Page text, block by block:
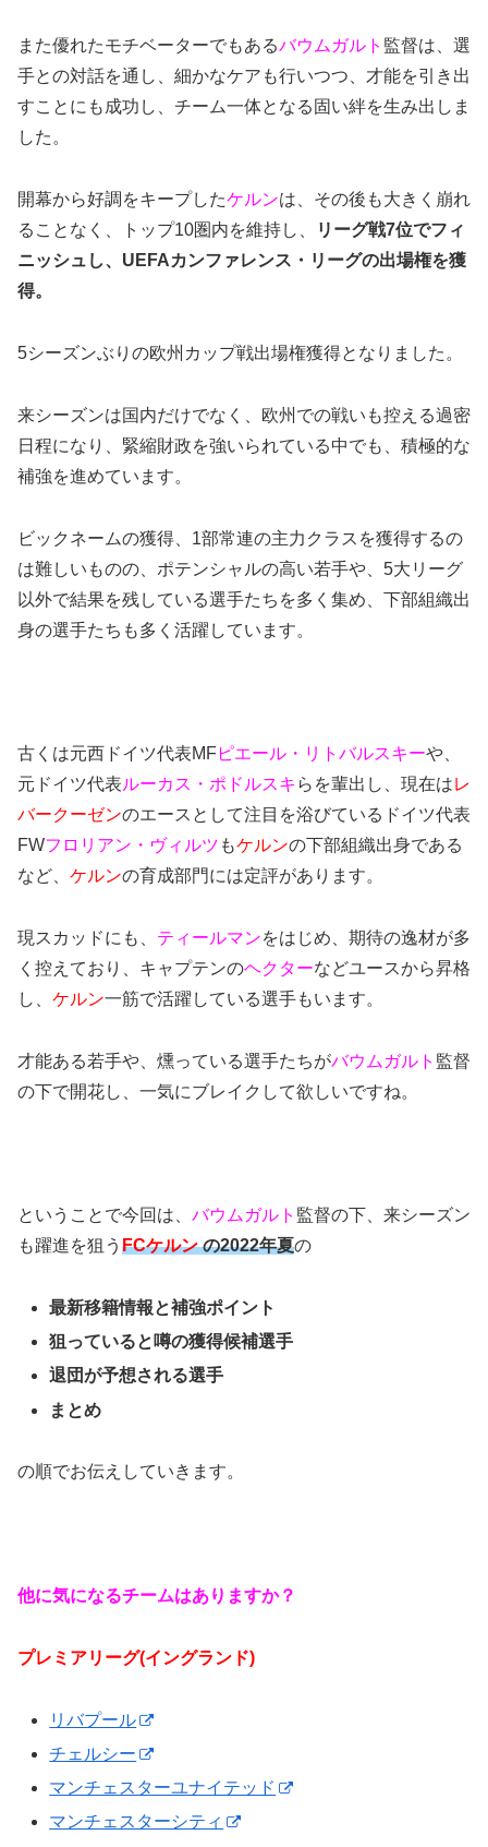
また優れたモチベーターでもあるバウムガルト 監督は、選
手との対話を通し、細かなケアも行いつつ、才能を引き出
すことにも成功し、チーム一体となる固い絆を生み出しま
した。
開幕から好調をキープしたケルンは、その後も大きく崩れ
ることなく、トップ10圏内を維持し、
リーグ戦7位でフィ
ニッシュし、UEFAカンファレンス・リーグの出場権を獲
得。
5シーズンぶりの欧州カップ戦出場権獲得となりました。
来シーズンは国内だけでなく、欧州での戦いも控える過密
日程になり、緊縮財政を強いられている中でも、積極的な
補強を進めています。
ビックネームの獲得、1部常連の主力クラスを獲得するの
は難しいものの、ポテンシャルの高い若手や、5大リーグ
以外で結果を残している選手たちを多く集め、下部組織出
身の選手たちも多く活躍しています。
古くは元西ドイツ代表MFピエール・リトバルスキーや、
元ドイツ代表ルーカス・ポドルスキ らを輩出し、現在はレ
バークーゼンのエースとして注目を浴びているドイツ代表
FWフロリアン・ヴィルツ もケルンの下部組織出身である
など、 ケルンの育成部門には定評があります。
現スカッドにも、 ティールマンをはじめ、期待の逸材が多
く控えており、キャプテンのヘクターなどユースから昇格
し、 ケルン一筋で活躍している選手もいます。
才能ある若手や、燻っている選手たちがバウムガルト 監督
の下で開花し、一気にブレイクして欲しいですね。
ということで今回は、 バウムガルト 監督の下、来シーズン
も躍進を狙う FCケルンの2022年夏の
最新移籍情報と補強ポイント
狙っていると噂の獲得候補選手
退団が予想される選手
まとめ
の順でお伝えしていきます。
他に気になるチームはありますか？
プレミアリーグ(イングランド)
リバプール
チェルシー
マンチェスターユナイテッド
マンチェスターシティ